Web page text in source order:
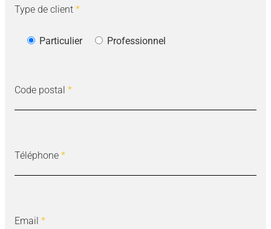
Type de client *
Particulier Professionnel
Code postal *
Téléphone *
Email *